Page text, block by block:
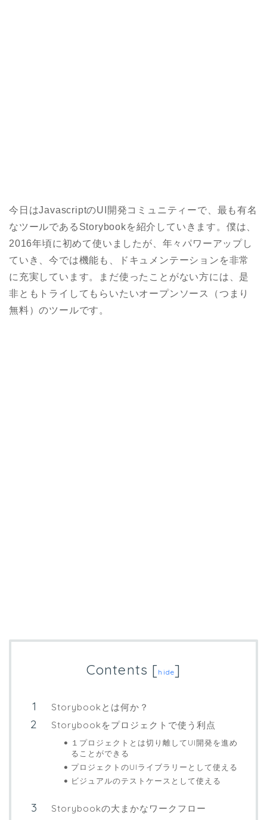
今日はJavascriptのUI開発コミュニティーで、最も有名
なツールであるStorybookを紹介していきます。僕は、
2016年頃に初めて使いましたが、年々パワーアップし
ていき、今では機能も、ドキュメンテーションを非常
に充実しています。まだ使ったことがない方には、是
非ともトライしてもらいたいオープンソース（つまり
無料）のツールです。
Contents [hide]
Storybookとは何か？
Storybookをプロジェクトで使う利点
１プロジェクトとは切り離してUI開発を進め
ることができる
プロジェクトのUIライブラリーとして使える
ビジュアルのテストケースとして使える
Storybookの大まかなワークフロー